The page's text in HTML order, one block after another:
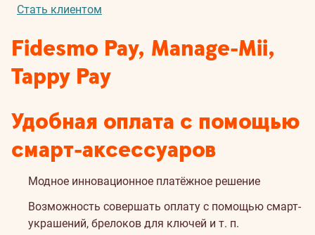
Стать клиентом
Fidesmo Pay, Manage-Mii,
Tappy Pay
Удобная оплата с помощью
смарт-аксессуаров
Модное инновационное платёжное решение
Возможность совершать оплату с помощью смарт-
украшений, брелоков для ключей и т. п.